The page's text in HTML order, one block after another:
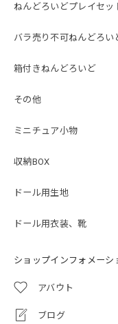
ねんどろいどプレイセッ
バラ売り不可ねんどろい
箱付きねんどろいど
その他
ミニチュア小物
収納BOX
ドール用生地
ドール用衣装、靴
ショップインフォメーシ
アバウト
ブログ